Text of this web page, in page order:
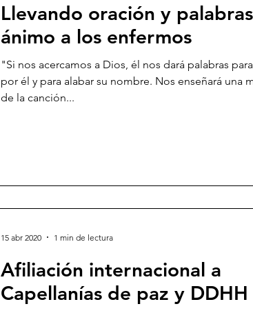
Llevando oración y
ánimo a los enfermos
"Si nos acercamos a Dios, él nos dará palabras
por él y para alabar su nombre. Nos enseñará una
de la canción...
Afiliación internacional a
Capellanías de paz y DDHH
15 abr 2020 1 min de lectura